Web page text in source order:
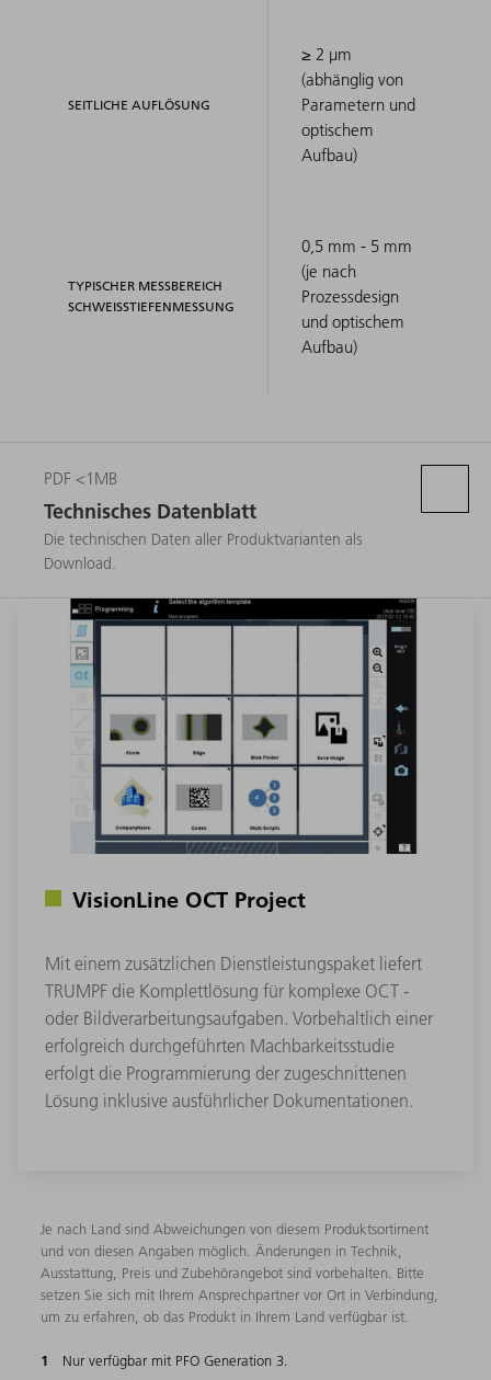
SEITLICHE AUFLÖSUNG
TYPISCHER MESSBEREICH
SCHWEISSTIEFENMESSUNG
≥ 2 μm
(abhänglig von
Parametern und
optischem
Aufbau)
0,5 mm - 5 mm
(je nach
Prozessdesign
und optischem
Aufbau)
PDF <1MB
Technisches Datenblatt
Die technischen Daten aller Produktvarianten als
Download.
VisionLine OCT Project
Mit einem zusätzlichen Dienstleistungspaket liefert
TRUMPF die Komplettlösung für komplexe OCT -
oder Bildverarbeitungsaufgaben. Vorbehaltlich einer
erfolgreich durchgeführten Machbarkeitsstudie
erfolgt die Programmierung der zugeschnittenen
Lösung inklusive ausführlicher Dokumentationen.
Je nach Land sind Abweichungen von diesem Produktsortiment
und von diesen Angaben möglich. Änderungen in Technik,
Ausstattung, Preis und Zubehörangebot sind vorbehalten. Bitte
setzen Sie sich mit Ihrem Ansprechpartner vor Ort in Verbindung,
um zu erfahren, ob das Produkt in Ihrem Land verfügbar ist.
Nur verfügbar mit PFO Generation 3.